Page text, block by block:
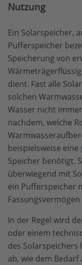
Nutzung
Ein Solarspeicher,
Pufferspeicher
Speicherung von
dient. Fast alle
solchen
Wasser nicht
nachdem, welche
beispielsweise eine
Speicher benötigt.
überwiegend mit
ein Pufferspeicher
In der Regel wird
oder einem
des
ab, wie dem